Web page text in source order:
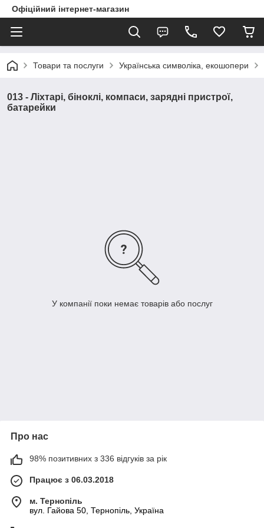
Офіційний інтернет-магазин
Товари та послуги Українська символіка, екошопери
013 - Ліхтарі, біноклі, компаси, зарядні пристрої,
батарейки
У компанії поки немає товарів або послуг
Про нас
98% позитивних з 336 відгуків за рік
Працює з 06.03.2018
м. Тернопіль
вул. Гайова 50, Тернопіль, Україна